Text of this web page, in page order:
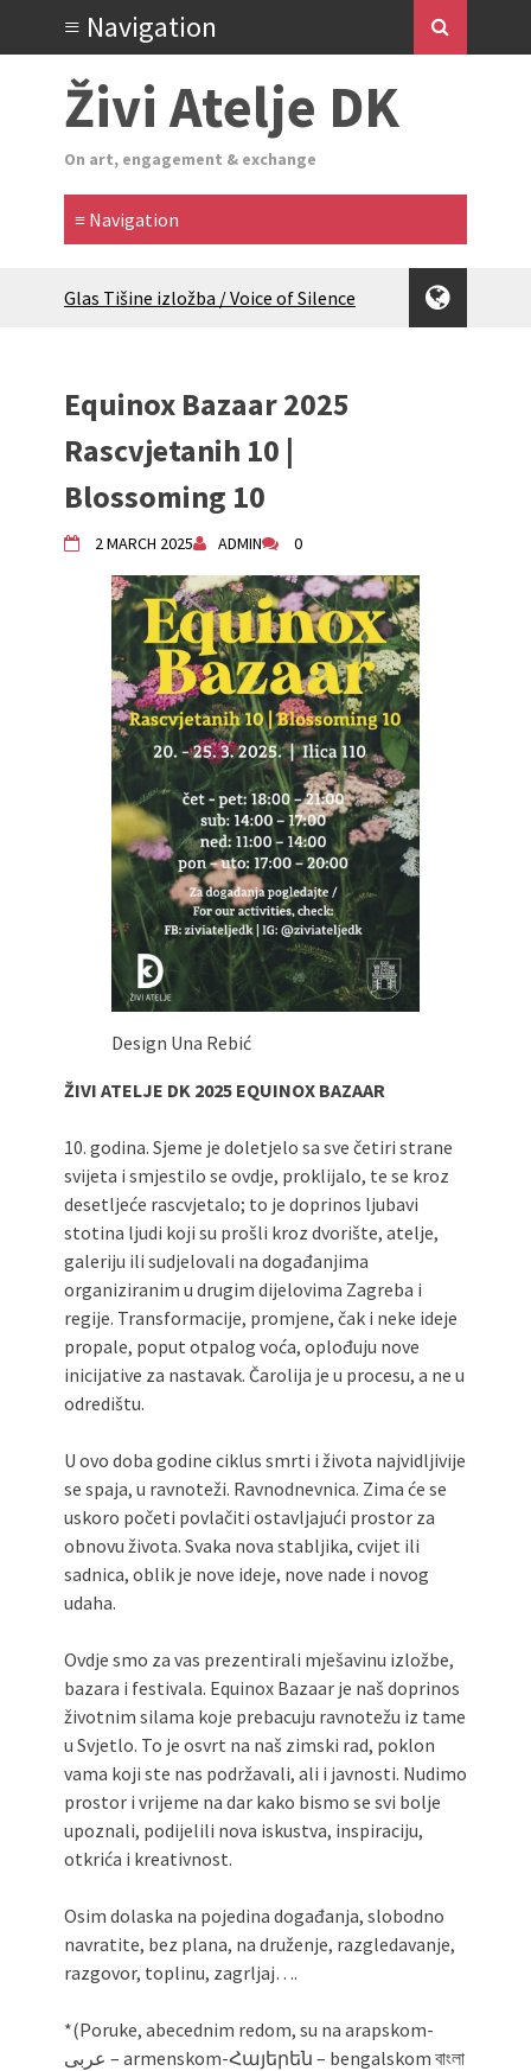
Živi Atelje DK
On art, engagement & exchange
Glas Tišine izložba / Voice of Silence
Equinox Bazaar 2025 Rascvjetanih 10 |
2024 Winter bazaar / Zimski bazar
Children activity in 2024 Equinox
Živi Atelje DK Equinox 2024 Bazaar
VDK Woman-bird in Karlovac
"Circles of Care, Art and Community"
2024 MARIO project
VDK street in Dugo Selo!
Zimski Bazaar 10 godina Živog Ateljea
DK | Winter Bazaar 10 years of Living
Atelier DK
Equinox Bazaar 2025
Rascvjetanih 10 |
Blossoming 10
2 MARCH 2025 ADMIN 0
Design Una Rebić
ŽIVI ATELJE DK 2025 EQUINOX BAZAAR
10. godina. Sjeme je doletjelo sa sve četiri strane
svijeta i smjestilo se ovdje, proklijalo, te se kroz
desetljeće rascvjetalo; to je doprinos ljubavi
stotina ljudi koji su prošli kroz dvorište, atelje,
galeriju ili sudjelovali na događanjima
organiziranim u drugim dijelovima Zagreba i
regije. Transformacije, promjene, čak i neke ideje
propale, poput otpalog voća, oplođuju nove
inicijative za nastavak. Čarolija je u procesu, a ne u
odredištu.
U ovo doba godine ciklus smrti i života najvidljivije
se spaja, u ravnoteži. Ravnodnevnica. Zima će se
uskoro početi povlačiti ostavljajući prostor za
obnovu života. Svaka nova stabljika, cvijet ili
sadnica, oblik je nove ideje, nove nade i novog
udaha.
Ovdje smo za vas prezentirali mješavinu izložbe,
bazara i festivala. Equinox Bazaar je naš doprinos
životnim silama koje prebacuju ravnotežu iz tame
u Svjetlo. To je osvrt na naš zimski rad, poklon
vama koji ste nas podržavali, ali i javnosti. Nudimo
prostor i vrijeme na dar kako bismo se svi bolje
upoznali, podijelili nova iskustva, inspiraciju,
otkrića i kreativnost.
Osim dolaska na pojedina događanja, slobodno
navratite, bez plana, na druženje, razgledavanje,
razgovor, toplinu, zagrljaj….
*(Poruke, abecednim redom, su na arapskom-
عربى – armenskom-Հայերեն – bengalskom বাংলা